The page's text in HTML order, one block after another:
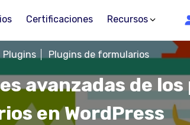
Certificaciones Recursos
avanzadas de los
en WordPress
Plugins Plugins de formularios